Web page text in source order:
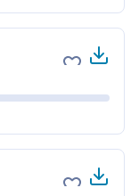
Agregar
Agregar